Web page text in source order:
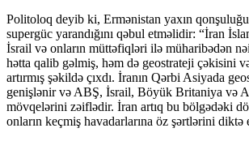
Politoloq deyib ki, Ermənistan yaxın
supergüc yarandığını qəbul etməlidir: “İran
İsrail və onların müttəfiqləri ilə müharibədən
hətta qalib gəlmiş, həm də geostrateji çəkisini
artırmış şəkildə çıxdı. İranın Qərbi Asiyada
genişlənir və ABŞ, İsrail, Böyük Britaniya və
mövqelərini zəiflədir. İran artıq bu bölgədəki
onların keçmiş havadarlarına öz şərtlərini diktə